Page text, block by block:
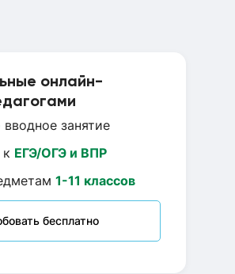
онлайн-
вводное занятие
ЕГЭ/ОГЭ и ВПР
1-11 классов
бесплатно